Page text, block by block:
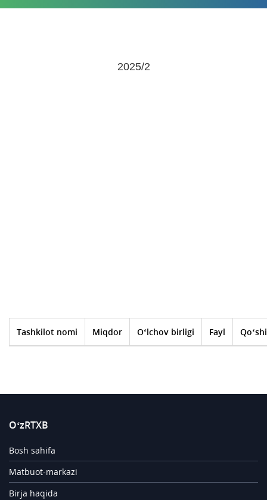
2025/2
Tashkilot nomi Miqdor O‘lchov birligi Fayl
O‘zRTXB
Bosh sahifa
Matbuot-markazi
Birja haqida